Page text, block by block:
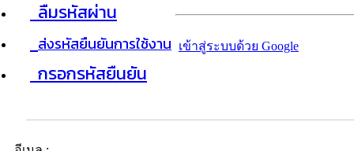
ลืมรหัสผ่าน
ส่งรหัสยืนยันการใช้งาน
กรอกรหัสยืนยัน
เข้าสู่ระบบด้วย Google